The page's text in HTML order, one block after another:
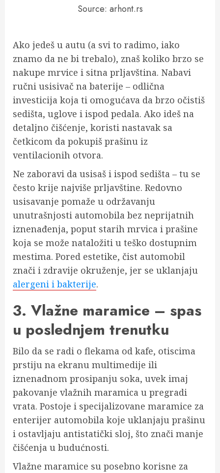
Source: arhont.rs
Ako jedeš u autu (a svi to radimo, iako
znamo da ne bi trebalo), znaš koliko brzo se
nakupe mrvice i sitna prljavština. Nabavi
ručni usisivač na baterije – odlična
investicija koja ti omogućava da brzo očistiš
sedišta, uglove i ispod pedala. Ako ideš na
detaljno čišćenje, koristi nastavak sa
četkicom da pokupiš prašinu iz
ventilacionih otvora.
Ne zaboravi da usisaš i ispod sedišta – tu se
često krije najviše prljavštine. Redovno
usisavanje pomaže u održavanju
unutrašnjosti automobila bez neprijatnih
iznenađenja, poput starih mrvica i prašine
koja se može nataložiti u teško dostupnim
mestima. Pored estetike, čist automobil
znači i zdravije okruženje, jer se uklanjaju
alergeni i bakterije.
3. Vlažne maramice – spas
u poslednjem trenutku
Bilo da se radi o flekama od kafe, otiscima
prstiju na ekranu multimedije ili
iznenadnom prosipanju soka, uvek imaj
pakovanje vlažnih maramica u pregradi
vrata. Postoje i specijalizovane maramice za
enterijer automobila koje uklanjaju prašinu
i ostavljaju antistatički sloj, što znači manje
čišćenja u budućnosti.
Vlažne maramice su posebno korisne za